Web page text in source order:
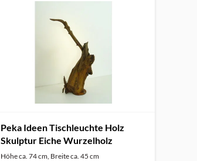
Peka Ideen Tischleuchte Holz
Skulptur Eiche Wurzelholz
Höhe ca. 74 cm, Breite ca. 45 cm